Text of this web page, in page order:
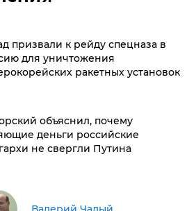
призвали к рейду спецназа в
для уничтожения
ракетных установок
объяснил, почему
деньги российские
не свергли Путина